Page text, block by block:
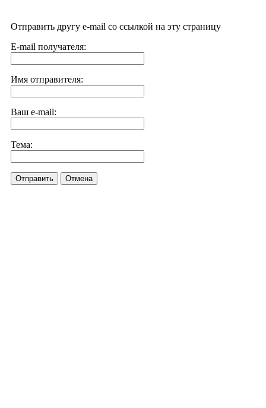
Отправить другу e-mail со ссылкой на эту страницу
E-mail получателя:
Имя отправителя:
Ваш e-mail:
Тема:
Отправить Отмена